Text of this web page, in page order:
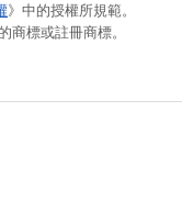
》中的授權所規範。
標或註冊商標。